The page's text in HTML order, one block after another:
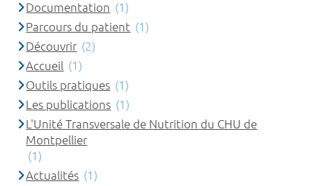
Documentation (1)
Parcours du patient (1)
Découvrir (2)
Accueil (1)
Outils pratiques (1)
Les publications (1)
L'Unité Transversale de Nutrition du CHU de
Montpellier
(1)
Actualités (1)